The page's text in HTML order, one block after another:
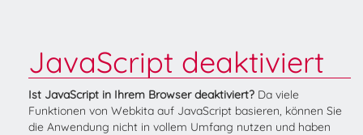
JavaScript deaktiviert
Ist JavaScript in Ihrem Browser deaktiviert? Da viele
Funktionen von Webkita auf JavaScript basieren, können Sie
die Anwendung nicht in vollem Umfang nutzen und haben